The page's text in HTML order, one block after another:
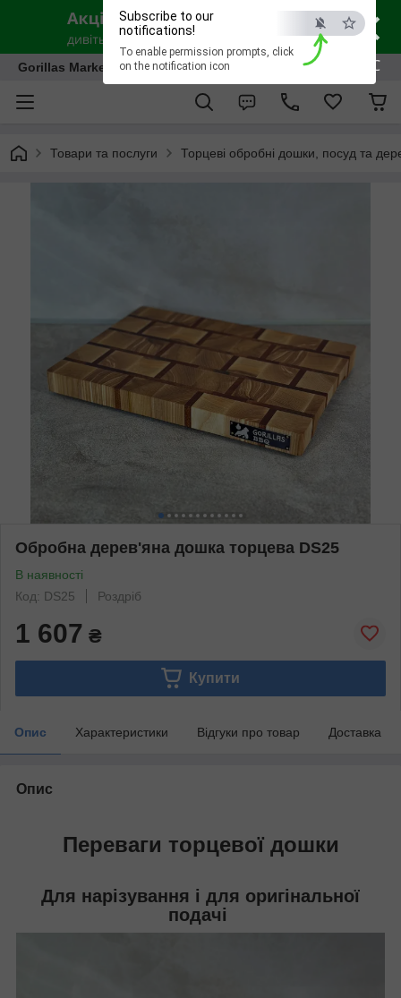
×
ESC
Subscribe to our
notifications!
To enable permission prompts, click
on the notification icon
Gorillas Market
Товари та послуги Торцеві обробні дошки, посуд та
Обробна дерев'яна дошка торцева DS25
В наявності
Код: DS25
Роздріб
1 607 ₴
Купити
Опис Характеристики Відгуки про товар Доставка
Опис
Переваги торцевої дошки
Для нарізування і для оригінальної
подачі